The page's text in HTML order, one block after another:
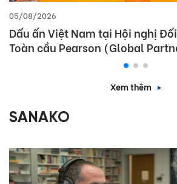
05/08/2026
Dấu ấn Việt Nam tại Hội nghị
Toàn cầu Pearson (Global
Xem thêm
SANAKO